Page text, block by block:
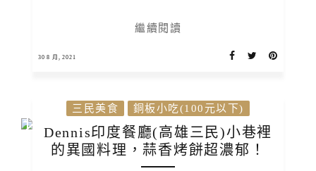
繼續閱讀
30 8 月, 2021
三民美食 銅板小吃(100元以下)
Dennis印度餐廳(高雄三民)小巷裡
的異國料理，蒜香烤餅超濃郁！